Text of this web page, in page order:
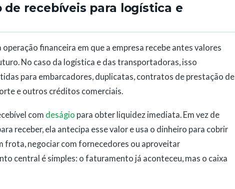
de recebíveis para logística e
financeira em que a empresa recebe antes valores
No caso da logística e das transportadoras, isso
para embarcadores, duplicatas, contratos de prestação de
e outros créditos comerciais.
com deságio para obter liquidez imediata. Em vez de
receber, ela antecipa esse valor e usa o dinheiro para cobrir
frota, negociar com fornecedores ou aproveitar
central é simples: o faturamento já aconteceu, mas o caixa